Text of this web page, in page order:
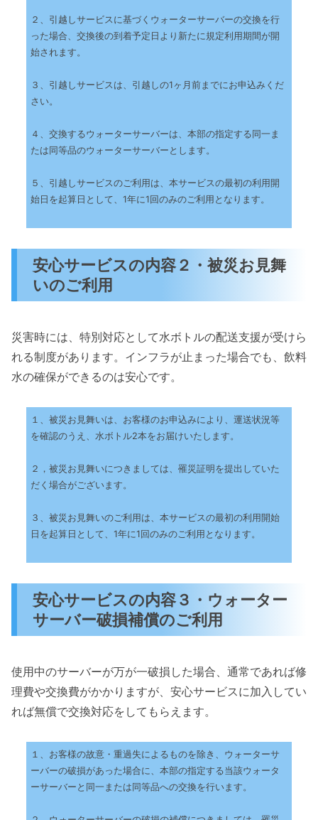
２、引越しサービスに基づくウォーターサーバーの交換を行
った場合、交換後の到着予定日より新たに規定利用期間が開
始されます。
３、引越しサービスは、引越しの1ヶ月前までにお申込みくだ
さい。
４、交換するウォーターサーバーは、本部の指定する同一ま
たは同等品のウォーターサーバーとします。
５、引越しサービスのご利用は、本サービスの最初の利用開
始日を起算日として、1年に1回のみのご利用となります。
安心サービスの内容２・被災お見舞
いのご利用
災害時には、特別対応として水ボトルの配送支援が受けら
れる制度があります。インフラが止まった場合でも、飲料
水の確保ができるのは安心です。
１、被災お見舞いは、お客様のお申込みにより、運送状況等
を確認のうえ、水ボトル2本をお届けいたします。
２，被災お見舞いにつきましては、罹災証明を提出していた
だく場合がございます。
３、被災お見舞いのご利用は、本サービスの最初の利用開始
日を起算日として、1年に1回のみのご利用となります。
安心サービスの内容３・ウォーター
サーバー破損補償のご利用
使用中のサーバーが万が一破損した場合、通常であれば修
理費や交換費がかかりますが、安心サービスに加入してい
れば無償で交換対応をしてもらえます。
１、お客様の故意・重過失によるものを除き、ウォーターサ
ーバーの破損があった場合に、本部の指定する当該ウォータ
ーサーバーと同一または同等品への交換を行います。